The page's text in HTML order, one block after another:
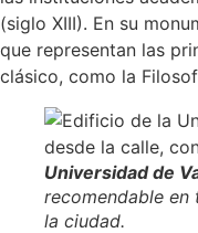
(siglo XIII). En su
que representan las
clásico, como la
Universidad de
recomendable
la ciudad.